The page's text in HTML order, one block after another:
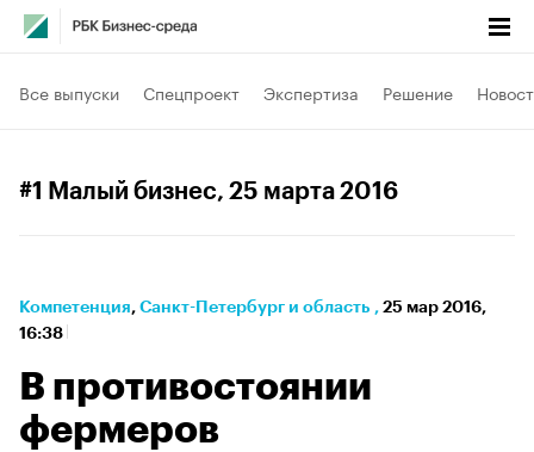
Все выпуски Спецпроект Экспертиза Решение
#1 Малый бизнес, 25 марта 2016
Компетенция⁠, Санкт-Петербург и область , 25 мар 2016,
16:38
В противостоянии
фермеров